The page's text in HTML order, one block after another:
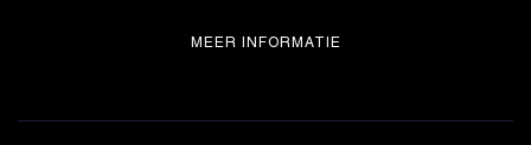
MEER INFORMATIE